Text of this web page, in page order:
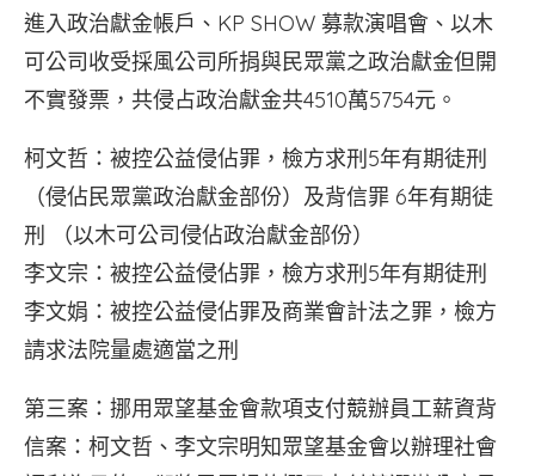
進入政治獻金帳戶、KP SHOW 募款演唱會、以木
可公司收受採風公司所捐與民眾黨之政治獻金但開
不實發票，共侵占政治獻金共4510萬5754元。
柯文哲：被控公益侵佔罪，檢方求刑5年有期徒刑
（侵佔民眾黨政治獻金部份）及背信罪 6年有期徒
刑 （以木可公司侵佔政治獻金部份）
李文宗：被控公益侵佔罪，檢方求刑5年有期徒刑
李文娟：被控公益侵佔罪及商業會計法之罪，檢方
請求法院量處適當之刑
第三案：挪用眾望基金會款項支付競辦員工薪資背
信案：柯文哲、李文宗明知眾望基金會以辦理社會